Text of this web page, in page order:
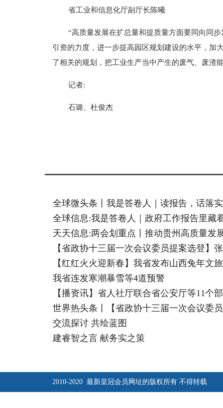
省工业和信息化厅副厅长陈曦
“高质量发展在扩总量和提质量方面要同向同
引资的力度，进一步提高园区规划建设的水平，加
了相关的规划，把工业生产当中产生的废气、废渣
记者:
石璐、杜俊杰
全球微头条丨我是答卷人｜读报告，话落
全球信息:我是答卷人｜政府工作报告里藏
天天信息:两会划重点丨推动贵州高质量发
【省政协十三届一次会议委员提案选登】
【红红火火迎新春】我省发布山西兔年文
我省连发寒潮暴雪等4道预警
【播资讯】省人社厅联合省公安厅等11个
交流探讨 共绘蓝图
建睿智之言 献务实之策
2010-2020 最新皇冠会员网址的版权所有 不得转载